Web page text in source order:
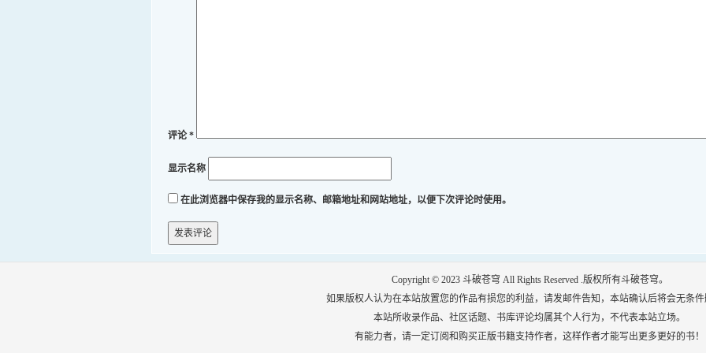
评论*
显示名称
在此浏览器中保存我的显示名称、邮箱地址和网站地址，以便下次评论时使用。
Copyright © 2023 斗破苍穹 All Rights Reserved .版权所有斗破苍穹。
如果版权人认为在本站放置您的作品有损您的利益，请发邮件告知，本站确认后将会无条
本站所收录作品、社区话题、书库评论均属其个人行为，不代表本站立场。
有能力者，请一定订阅和购买正版书籍支持作者，这样作者才能写出更多更好的书！